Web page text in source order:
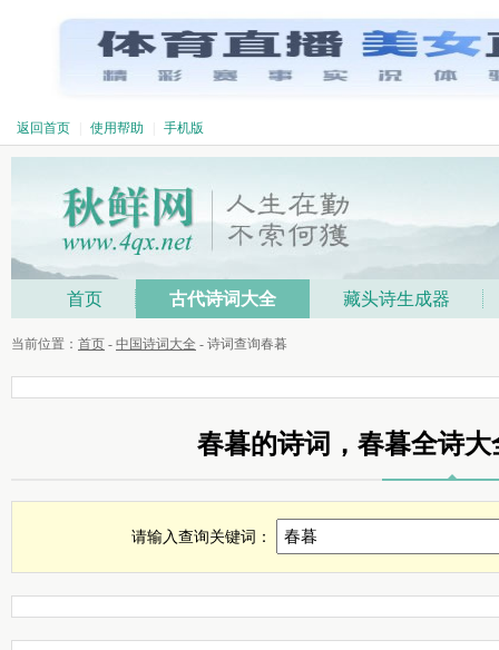
返回首页 使用帮助 手机版
春暮诗词，春暮古诗查询，春暮全诗，春暮诗句全集
首页 古代诗词大全 藏头诗生成器
当前位置： 首页 - 中国诗词大全 - 诗词查询春暮
春暮的诗词，春暮全诗
请输入查询关键词：